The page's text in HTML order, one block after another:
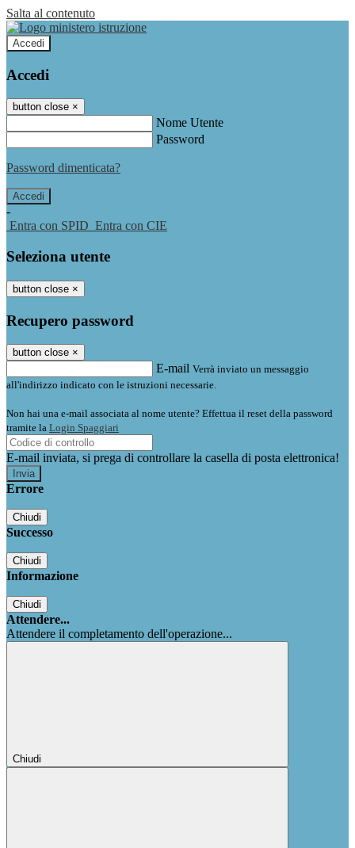
Salta al contenuto
Accedi
Accedi
button close ×
Nome Utente
Password
Password dimenticata?
-
Entra con SPID Entra con CIE
Seleziona utente
button close ×
Recupero password
button close ×
E-mail Verrà inviato un messaggio
all'indirizzo indicato con le istruzioni necessarie.
Non hai una e-mail associata al nome utente? Effettua il reset della password
tramite la Login Spaggiari
E-mail inviata, si prega di controllare la casella di posta elettronica!
Errore
Chiudi
Successo
Chiudi
Informazione
Chiudi
Attendere...
Attendere il completamento dell'operazione...
Chiudi